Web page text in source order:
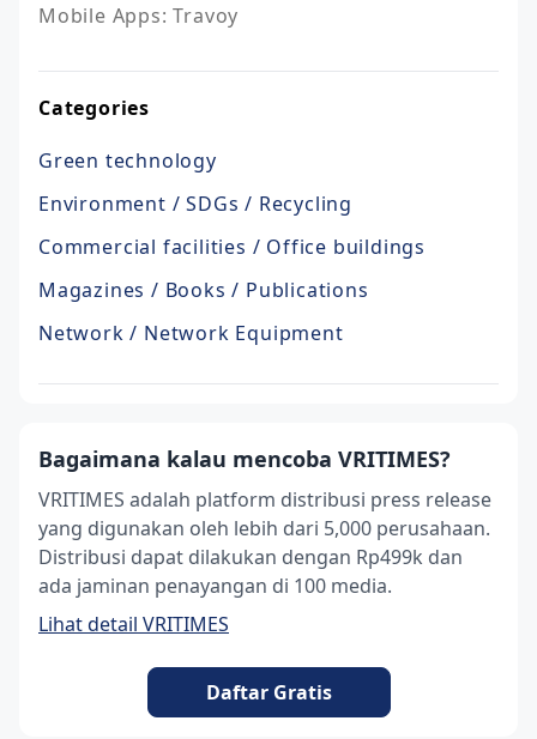
Mobile Apps: Travoy
Categories
Green technology
Environment / SDGs / Recycling
Commercial facilities / Office buildings
Magazines / Books / Publications
Network / Network Equipment
Bagaimana kalau mencoba VRITIMES?
VRITIMES adalah platform distribusi press release
yang digunakan oleh lebih dari 5,000 perusahaan.
Distribusi dapat dilakukan dengan Rp499k dan
ada jaminan penayangan di 100 media.
Lihat detail VRITIMES
Daftar Gratis